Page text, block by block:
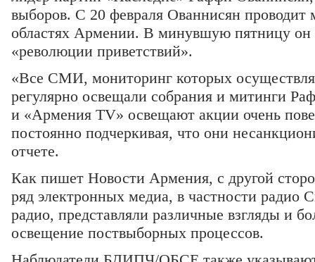
выборов. С 20 февраля Ованнисян проводит
областях Армении. В минувшую пятницу он
«революции приветствий».
«Все СМИ, мониторинг которых
регулярно освещали собрания и митинги
и «Армения TV» освещают акции очень
постоянно подчеркивая, что они
отчете.
Как пишет Новости Армения, с другой
ряд электронных медиа, в частности радио
радио, представляли различные взгляды и
освещение поствыборных процессов.